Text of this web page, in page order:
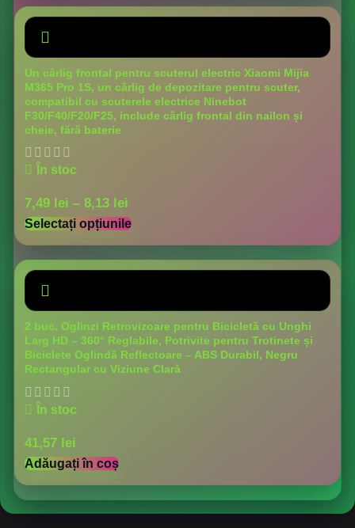
Un cârlig frontal pentru scuterul electric Xiaomi Mijia
M365 Pro 1S, un cârlig de depozitare pentru scuter,
compatibil cu scuterele electrice Ninebot
F30/F40/F20/F25, include cârlig frontal din nailon și
cheie, fără baterie
În stoc
7,49 lei – 8,13 lei
Selectați opțiunile
2 buc. Oglinzi Retrovizoare pentru Bicicletă cu Unghi
Larg HD – 360° Reglabile, Potrivite pentru Trotinete și
Biciclete Oglindă Reflectoare – ABS Durabil, Negru
Rectangular cu Viziune Clară
În stoc
41,57 lei
Adăugați în coș